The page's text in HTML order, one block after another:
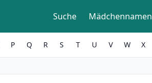
Suche Mädchennamen
P Q R S T U V W X